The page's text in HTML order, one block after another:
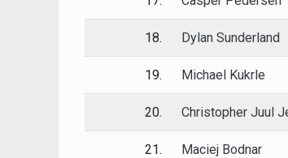
18. Dylan Sunderland
19. Michael Kukrle
20. Christopher Juul
21. Maciej Bodnar